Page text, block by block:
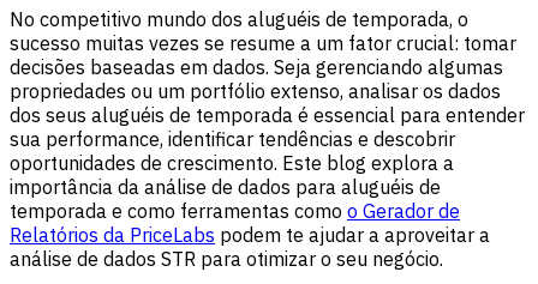
No competitivo mundo dos aluguéis de temporada, o
sucesso muitas vezes se resume a um fator crucial: tomar
decisões baseadas em dados. Seja gerenciando algumas
propriedades ou um portfólio extenso, analisar os dados
dos seus aluguéis de temporada é essencial para entender
sua performance, identificar tendências e descobrir
oportunidades de crescimento. Este blog explora a
importância da análise de dados para aluguéis de
temporada e como ferramentas como o Gerador de
Relatórios da PriceLabs podem te ajudar a aproveitar a
análise de dados STR para otimizar o seu negócio.